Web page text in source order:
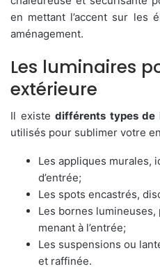
en mettant l’accent sur les
aménagement.
Les luminaires
extérieure
Il existe différents types de
utilisés pour sublimer votre
Les appliques murales,
d’entrée;
Les spots encastrés,
Les bornes
menant à l’entrée;
Les suspensions ou
et raffinée.